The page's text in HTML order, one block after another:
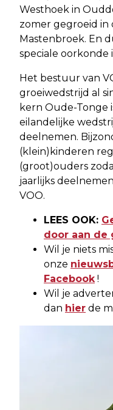
Westhoek in
zomer gegroeid in
Mastenbroek. En
speciale
Het bestuur van
groeiwedstrijd al
kern Oude-Tonge
eilandelijke
deelnemen.
(klein)kinderen
(groot)ouders
jaarlijks
VOO.
LEES OOK:
door aan de
Wil je niets
onze
Facebook !
Wil je
dan hier de